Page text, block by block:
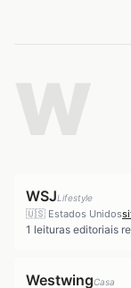
WSJLifestyle
🇺🇸 Estados Unidos
1 leituras editoriais
WestwingCasa